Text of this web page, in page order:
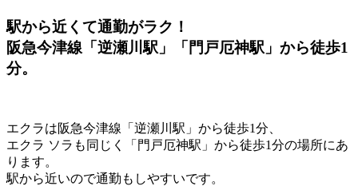
駅から近くて通勤がラク！
阪急今津線「逆瀬川駅」「門戸厄神駅」から徒歩1
分。
エクラは阪急今津線「逆瀬川駅」から徒歩1分、
エクラ ソラも同じく「門戸厄神駅」から徒歩1分の場所にあ
ります。
駅から近いので通勤もしやすいです。